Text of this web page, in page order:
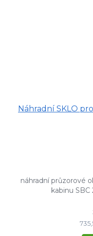
Náhradní SKLO
náhradní průzorové
kabinu SBC